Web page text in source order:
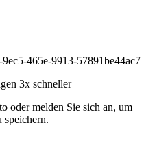
465e-9913-57891be44ac7
3x schneller
oder melden Sie sich an, um
speichern.